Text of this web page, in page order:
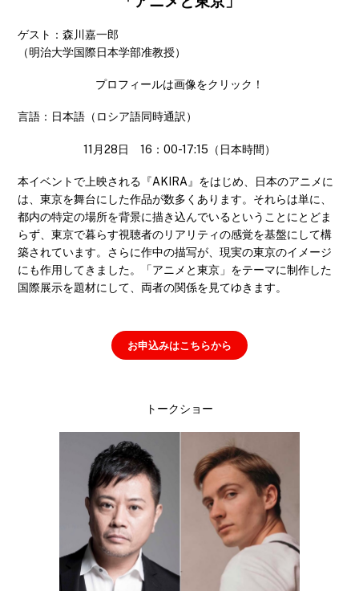
ゲスト：森川嘉一郎
（明治大学国際日本学部准教授）
プロフィールは画像をクリック！
言語：日本語（ロシア語同時通訳）
11月28日 16：00-17:15（日本時間）
本イベントで上映される『AKIRA』をはじめ、日本のアニメに
は、東京を舞台にした作品が数多くあります。それらは単に、
都内の特定の場所を背景に描き込んでいるということにとどま
らず、東京で暮らす視聴者のリアリティの感覚を基盤にして構
築されています。さらに作中の描写が、現実の東京のイメージ
にも作用してきました。「アニメと東京」をテーマに制作した
国際展示を題材にして、両者の関係を見てゆきます。
お申込みはこちらから
トークショー